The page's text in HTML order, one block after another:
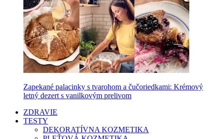
Zapekané palacinky s tvarohom a čučoriedkami: Krémový
letný dezert s vanilkovým prelivom
ZDRAVIE
TESTY
DEKORATÍVNA KOZMETIKA